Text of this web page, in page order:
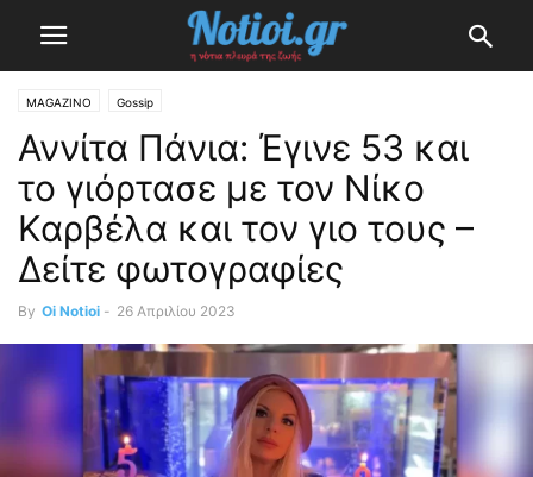
MAGAZINO Gossip
Αννίτα Πάνια: Έγινε 53 και
το γιόρτασε με τον Νίκο
Καρβέλα και τον γιο τους –
Δείτε φωτογραφίες
By Oi Notioi - 26 Απριλίου 2023